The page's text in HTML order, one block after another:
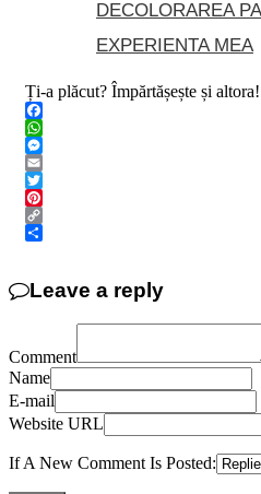
DECOLORAREA
EXPERIENTA MEA
Ți-a plăcut? Împărtășește și altora!
Facebook
WhatsApp
Messenger
Email
Twitter
Pinterest
Copy
Leave a reply
Comment
Name
E-mail
Website URL
If A New Comment Is Posted: